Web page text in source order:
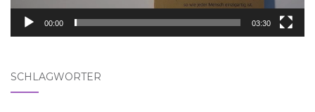
00:00 03:30
SCHLAGWÖRTER